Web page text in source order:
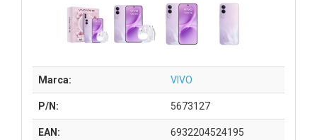
Marca: VIVO
P/N: 5673127
EAN: 6932204524195